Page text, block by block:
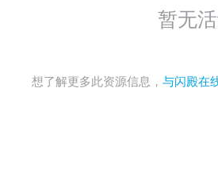
暂无
想了解更多此资源信息， 与闪殿在